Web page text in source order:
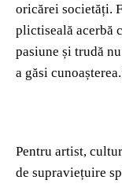
oricărei societăți.
plictiseală acerbă
pasiune și trudă
a găsi
Pentru artist,
de supraviețuire